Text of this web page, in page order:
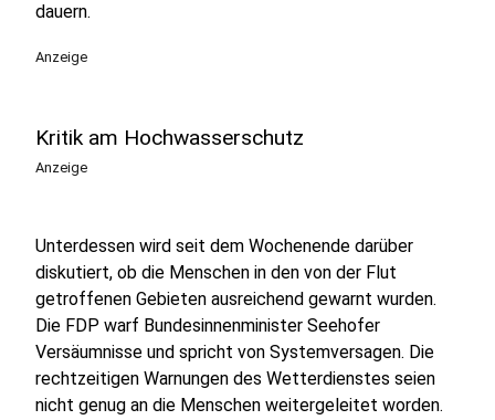
dauern.
Anzeige
Kritik am Hochwasserschutz
Anzeige
Unterdessen wird seit dem Wochenende darüber
diskutiert, ob die Menschen in den von der Flut
getroffenen Gebieten ausreichend gewarnt wurden.
Die FDP warf Bundesinnenminister Seehofer
Versäumnisse und spricht von Systemversagen. Die
rechtzeitigen Warnungen des Wetterdienstes seien
nicht genug an die Menschen weitergeleitet worden.